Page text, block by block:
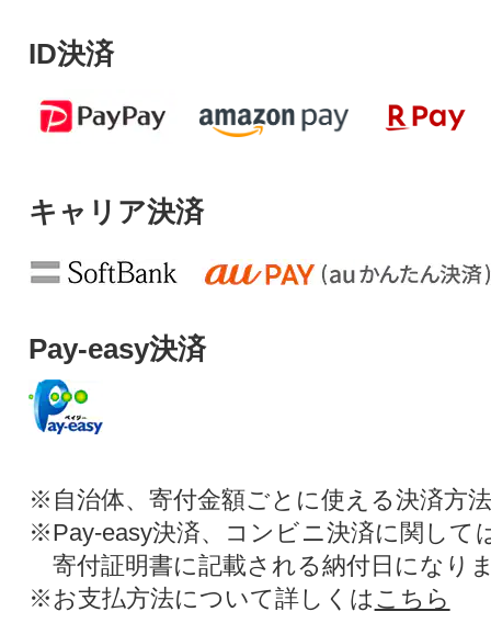
ID決済
キャリア決済
Pay-easy決済
※自治体、寄付金額ごとに使える決済方
※Pay-easy決済、コンビニ決済に関して
寄付証明書に記載される納付日になり
※お支払方法について詳しくは こちら